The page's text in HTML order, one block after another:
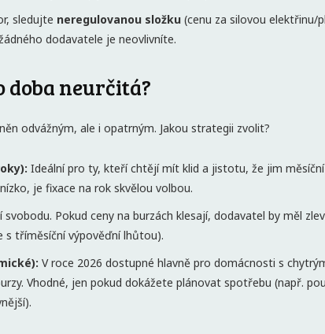
sledujte neregulovanou složku (cenu za silovou elektřinu/
dodavatele je neovlivníte.
doba neurčitá?
odvážným, ale i opatrným. Jakou strategii zvolit?
Ideální pro ty, kteří chtějí mít klid a jistotu, že jim
je fixace na rok skvělou volbou.
svobodu. Pokud ceny na burzách klesají, dodavatel by měl
s tříměsíční výpověďní lhůtou).
V roce 2026 dostupné hlavně pro domácnosti s
Vhodné, jen pokud dokážete plánovat spotřebu (např.